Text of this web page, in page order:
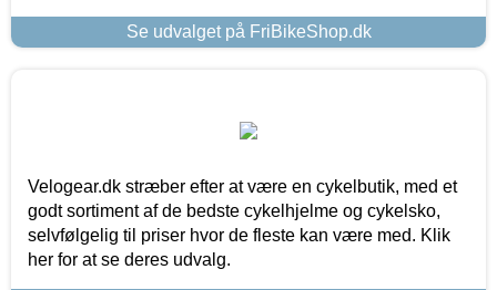
Se udvalget på FriBikeShop.dk
Velogear.dk stræber efter at være en cykelbutik, med et
godt sortiment af de bedste cykelhjelme og cykelsko,
selvfølgelig til priser hvor de fleste kan være med. Klik
her for at se deres udvalg.